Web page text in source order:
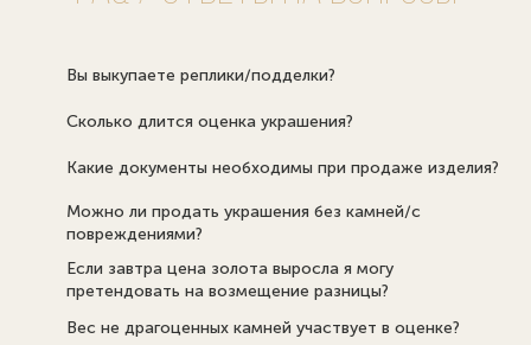
Вы выкупаете реплики/подделки?
Сколько длится оценка украшения?
Какие документы необходимы при продаже изделия?
Можно ли продать украшения без камней/с
повреждениями?
Если завтра цена золота выросла я могу
претендовать на возмещение разницы?
Вес не драгоценных камней участвует в оценке?